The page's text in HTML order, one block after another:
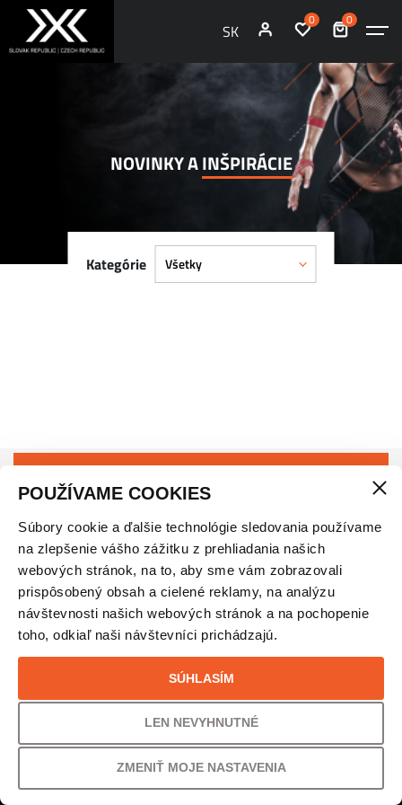
POUŽÍVAME COOKIES
Súbory cookie a ďalšie technológie sledovania používame
na zlepšenie vášho zážitku z prehliadania našich
webových stránok, na to, aby sme vám zobrazovali
prispôsobený obsah a cielené reklamy, na analýzu
návštevnosti našich webových stránok a na pochopenie
toho, odkiaľ naši návštevníci prichádzajú.
SÚHLASÍM
LEN NEVYHNUTNÉ
ZMENIŤ MOJE NASTAVENIA
SK
0 0
NOVINKY AINŠPIRÁCIE
Kategórie Všetky
Prihláste sa donášho newsletteru
Odoslaním súhlasíte so spracovanímosobných údajov